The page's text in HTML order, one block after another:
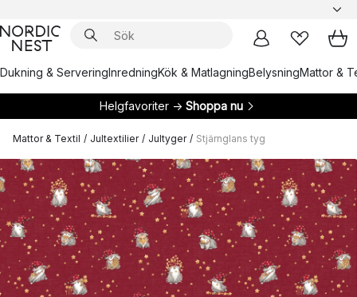
Dukning & ServeringInredningKök & MatlagningBelysningMattor &
Helgfavoriter → Shoppa nu
Mattor & Textil / Jultextilier / Jultyger / Stjärnglans tyg